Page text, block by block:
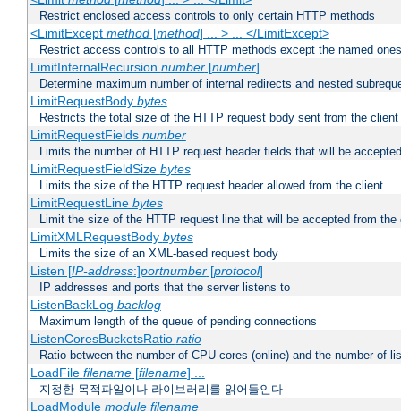
Restrict enclosed access controls to only certain HTTP methods
<LimitExcept method[method] ... > ... </LimitExcept>
Restrict access controls to all HTTP methods except the named ones
LimitInternalRecursion number[number]
Determine maximum number of internal redirects and nested
LimitRequestBody bytes
Restricts the total size of the HTTP request body sent from the client
LimitRequestFields number
Limits the number of HTTP request header fields that will be
LimitRequestFieldSize bytes
Limits the size of the HTTP request header allowed from the client
LimitRequestLine bytes
Limit the size of the HTTP request line that will be accepted from the
LimitXMLRequestBody bytes
Limits the size of an XML-based request body
Listen [IP-address:]portnumber[protocol]
IP addresses and ports that the server listens to
ListenBackLog backlog
Maximum length of the queue of pending connections
ListenCoresBucketsRatio ratio
Ratio between the number of CPU cores (online) and the number of
LoadFile filename[filename] ...
지정한 목적파일이나 라이브러리를 읽어들인다
LoadModule module filename